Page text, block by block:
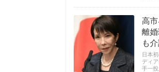
高
離
も
日本
ディ
手一